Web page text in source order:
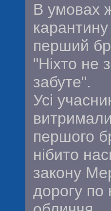
В умовах
перший
"Ніхто не
забуте".
Усі
першого
нібито
закону
дорогу по